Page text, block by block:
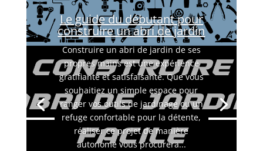
Le guide du débutant pour
construire un abri de jardin
Construire un abri de jardin de ses
propres mains est une expérience
gratifiante et satisfaisante. Que vous
souhaitiez un simple espace pour
ranger vos outils de jardinage ou un
refuge confortable pour la détente,
réaliser ce projet de manière
autonome vous procurera...